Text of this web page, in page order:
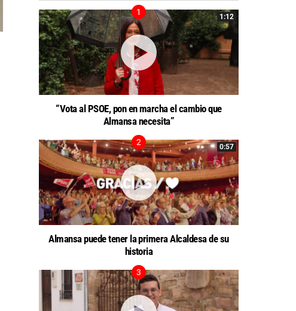
1:12
“Vota al PSOE, pon en marcha el cambio que
Almansa necesita”
0:57
Almansa puede tener la primera Alcaldesa de su
historia